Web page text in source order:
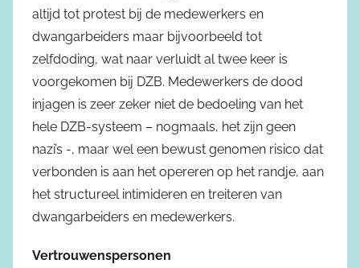
altijd tot protest bij de medewerkers en
dwangarbeiders maar bijvoorbeeld tot
zelfdoding, wat naar verluidt al twee keer is
voorgekomen bij DZB. Medewerkers de dood
injagen is zeer zeker niet de bedoeling van het
hele DZB-systeem – nogmaals, het zijn geen
nazi’s -, maar wel een bewust genomen risico dat
verbonden is aan het opereren op het randje, aan
het structureel intimideren en treiteren van
dwangarbeiders en medewerkers.
Vertrouwenspersonen